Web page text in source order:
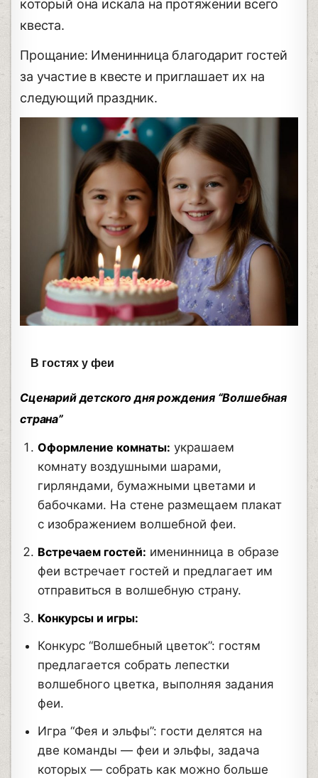
который она искала на протяжении всего
квеста.
Прощание: Именинница благодарит гостей
за участие в квесте и приглашает их на
следующий праздник.
В гостях у феи
Сценарий детского дня рождения “Волшебная
страна”
Оформление комнаты: украшаем
комнату воздушными шарами,
гирляндами, бумажными цветами и
бабочками. На стене размещаем плакат
с изображением волшебной феи.
Встречаем гостей: именинница в образе
феи встречает гостей и предлагает им
отправиться в волшебную страну.
Конкурсы и игры:
Конкурс “Волшебный цветок”: гостям
предлагается собрать лепестки
волшебного цветка, выполняя задания
феи.
Игра “Фея и эльфы”: гости делятся на
две команды — феи и эльфы, задача
которых — собрать как можно больше